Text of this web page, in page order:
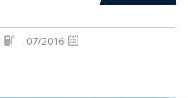
07/2016